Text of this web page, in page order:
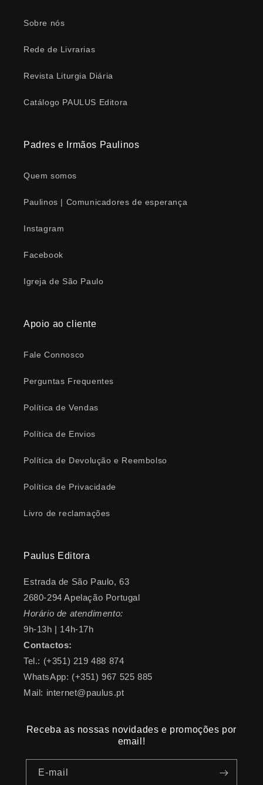
Sobre nós
Rede de Livrarias
Revista Liturgia Diária
Catálogo PAULUS Editora
Padres e Irmãos Paulinos
Quem somos
Paulinos | Comunicadores de esperança
Instagram
Facebook
Igreja de São Paulo
Apoio ao cliente
Fale Connosco
Perguntas Frequentes
Política de Vendas
Política de Envios
Política de Devolução e Reembolso
Política de Privacidade
Livro de reclamações
Paulus Editora
Estrada de São Paulo, 63
2680-294 Apelação Portugal
Horário de atendimento:
9h-13h | 14h-17h
Contactos:
Tel.: (+351) 219 488 874
WhatsApp: (+351) 967 525 885
Mail: internet@paulus.pt
Receba as nossas novidades e promoções por
email!
E-mail